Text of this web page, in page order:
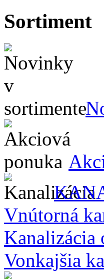
Sortiment
Vnútorná
Kanalizácia
Vonkajšia